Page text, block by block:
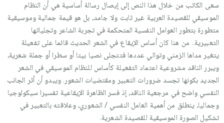
سعى الكاتب من خلال هذا النص إلى إيصال رسالة أساسية هي أن النظام
الموسيقي للقصيدة العربية غير ثابت ولا جامد، بل هو قيمة جمالية وموسيقية
متطورة بتطور العوامل النفسية المتحكمة في تجربة الشاعر وتجلياتها
التعبيرية.. من هنا كان أساس الإيقاع في الشعر الحديث قائما على تفعيلة
يتغير مداها الزمني وتوالي عددها فتتجلى نصيا بيتا أو سطرا أو جملة شعرية،
ويبرر الناقد مشروعية اعتماد التفعيلة كأساس للنظام الموسيقي في الشعر
الجديد بكونها تجسد ضرورات التعبير ومقتضيات الشعور. ويبدو أن أثر الجانب
النفسي واضح في مرجعية الناقد، إذ فسر الظاهرة الإيقاعية تفسيرا سيكولوجيا
وجماليا، ينطلق من أهمية العامل النفسي / الشعوري، وعلاقته بالتعبير في
تشكيل الصورة الموسيقية للقصيدة الشعرية.